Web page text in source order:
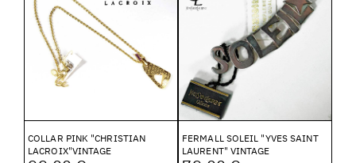
COLLAR PINK "CHRISTIAN
LACROIX"VINTAGE
FERMALL SOLEIL "YVES SAINT
LAURENT" VINTAGE